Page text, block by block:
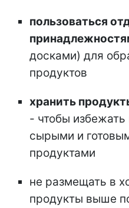
пользоваться
досками) для
продуктов
хранить
- чтобы
сырыми и
продуктами
не размещать в
продукты выше